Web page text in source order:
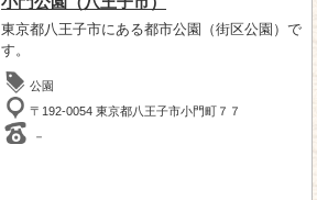
東京都八王子市にある都市公園（街区公園）で
す。
公園
〒192-0054 東京都八王子市小門町７７
－